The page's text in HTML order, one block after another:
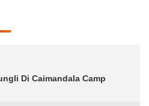
Di Caimandala Camp